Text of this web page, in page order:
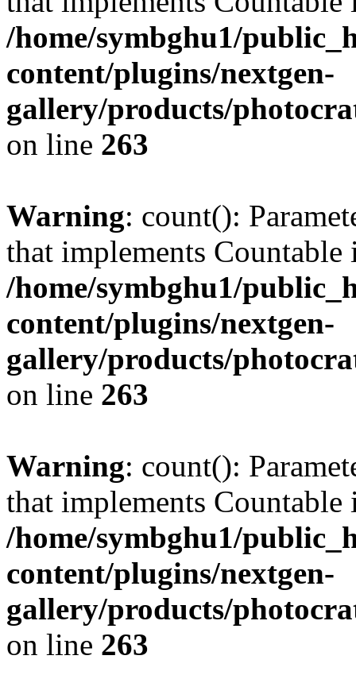
/home/symbghu1/
content/plugins/nextgen-
gallery/products/
on line 263
Warning: count():
that implements Countable
/home/symbghu1/
content/plugins/nextgen-
gallery/products/
on line 263
Warning: count():
that implements Countable
/home/symbghu1/
content/plugins/nextgen-
gallery/products/
on line 263